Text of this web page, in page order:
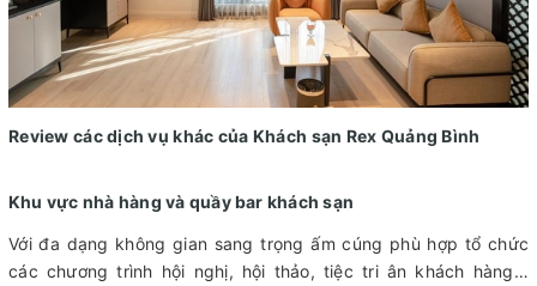
Review các dịch vụ khác của Khách sạn Rex Quảng Bình
Khu vực nhà hàng và quầy bar khách sạn
Với đa dạng không gian sang trọng ấm cúng phù hợp tổ chức
các chương trình hội nghị, hội thảo, tiệc tri ân khách hàng…